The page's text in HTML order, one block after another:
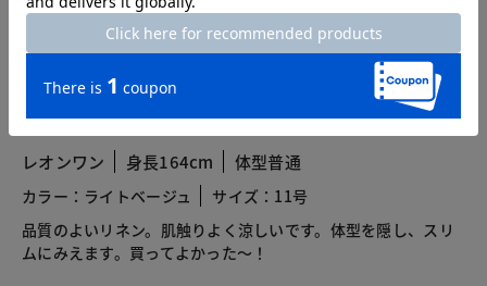
2026.07.24
レオンワン 身長164cm 体型普通
カラー：ライトベージュ
サイズ：11号
品質のよいリネン。肌触りよく涼しいです。体型を隠し、スリ
ムにみえます。買ってよかった〜！